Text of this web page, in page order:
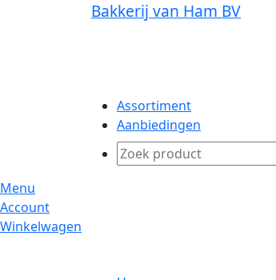
Bakkerij van Ham BV
Assortiment
Aanbiedingen
Menu
Account
Winkelwagen